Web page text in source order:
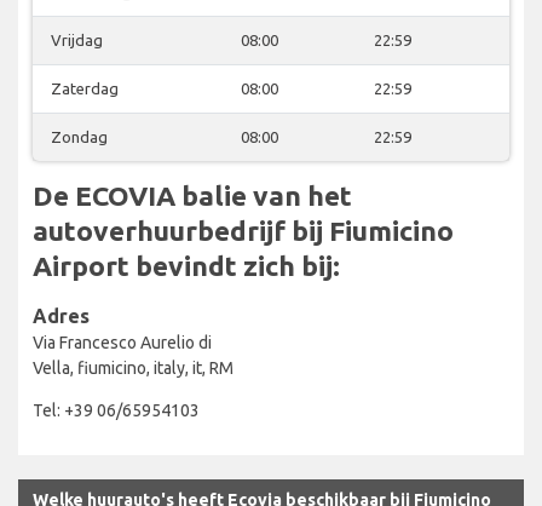
Vrijdag 08:00 22:59
Zaterdag 08:00 22:59
Zondag 08:00 22:59
De ECOVIA balie van het
autoverhuurbedrijf bij Fiumicino
Airport bevindt zich bij:
Adres
Via Francesco Aurelio di
Vella, fiumicino, italy, it, RM
Tel: +39 06/65954103
Welke huurauto's heeft Ecovia beschikbaar bij Fiumicino